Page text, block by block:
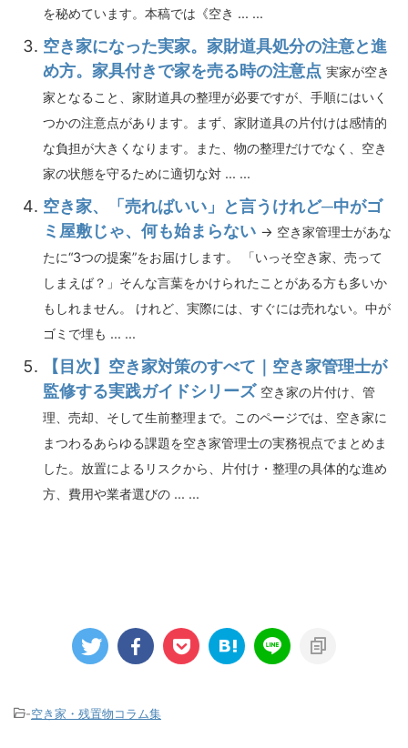
を秘めています。本稿では《空き ... ...
空き家になった実家。家財道具処分の注意と進
め方。家具付きで家を売る時の注意点 実家が空き
家となること、家財道具の整理が必要ですが、手順にはいく
つかの注意点があります。まず、家財道具の片付けは感情的
な負担が大きくなります。また、物の整理だけでなく、空き
家の状態を守るために適切な対 ... ...
空き家、「売ればいい」と言うけれど─中がゴ
ミ屋敷じゃ、何も始まらない → 空き家管理士があな
たに“3つの提案”をお届けします。 「いっそ空き家、売って
しまえば？」そんな言葉をかけられたことがある方も多いか
もしれません。 けれど、実際には、すぐには売れない。中が
ゴミで埋も ... ...
【目次】空き家対策のすべて｜空き家管理士が
監修する実践ガイドシリーズ 空き家の片付け、管
理、売却、そして生前整理まで。このページでは、空き家に
まつわるあらゆる課題を空き家管理士の実務視点でまとめま
した。放置によるリスクから、片付け・整理の具体的な進め
方、費用や業者選びの ... ...
-空き家・残置物コラム集